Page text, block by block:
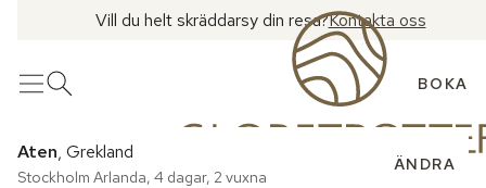
Vill du helt skräddarsy din resa?Kontakta oss
MenyÖppna sök BOKA
Aten, Grekland
Stockholm Arlanda, 4 dagar, 2 vuxna
ÄNDRA